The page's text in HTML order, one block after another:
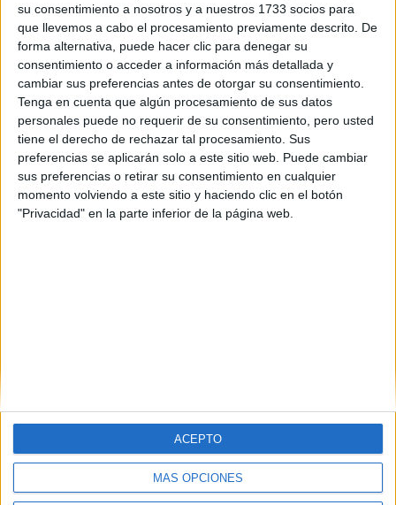
su consentimiento a nosotros y a nuestros 1733 socios para
que llevemos a cabo el procesamiento previamente descrito. De
forma alternativa, puede hacer clic para denegar su
consentimiento o acceder a información más detallada y
cambiar sus preferencias antes de otorgar su consentimiento.
Tenga en cuenta que algún procesamiento de sus datos
personales puede no requerir de su consentimiento, pero usted
tiene el derecho de rechazar tal procesamiento. Sus
preferencias se aplicarán solo a este sitio web. Puede cambiar
sus preferencias o retirar su consentimiento en cualquier
momento volviendo a este sitio y haciendo clic en el botón
"Privacidad" en la parte inferior de la página web.
MÁS OPCIONES
ACEPTO
Albacete(2)
Alicante(3)
Álava(1)
Ávila(1)
Barcelona(7)
Cádiz(1)
Granada(2)
Girona(1)
Madrid(9)
Málaga (1)
Murcia
(3)
La Rioja(2)
Salamanca (1)